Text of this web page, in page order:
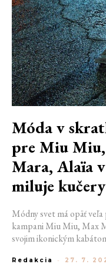
Móda v
pre Miu
Mara, Alaïa
miluje kučery
Módny svet má opäť veľa
kampani Miu Miu, Max
svojim ikonickým
Redakcia - 27. 7.